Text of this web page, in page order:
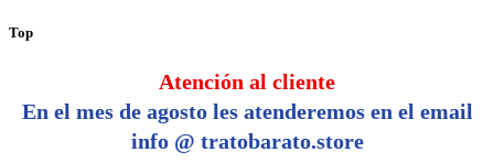
Top
Atención al cliente
En el mes de agosto les atenderemos en el email
info @ tratobarato.store